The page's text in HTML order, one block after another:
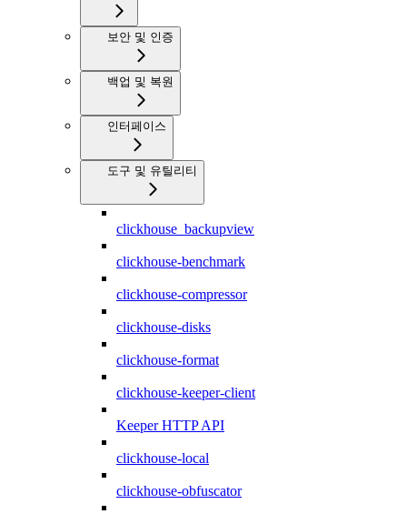
보안 및 인증
백업 및 복원
인터페이스
도구 및 유틸리티
clickhouse_backupview
clickhouse-benchmark
clickhouse-compressor
clickhouse-disks
clickhouse-format
clickhouse-keeper-client
Keeper HTTP API
clickhouse-local
clickhouse-obfuscator